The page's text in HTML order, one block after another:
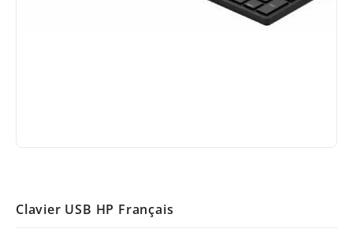
Clavier USB HP Français